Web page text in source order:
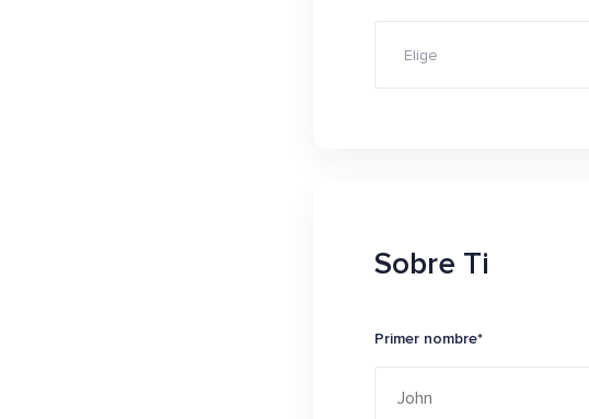
Elige
Sobre Ti
Primer nombre*